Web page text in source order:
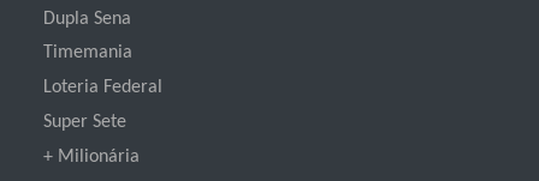
Dupla Sena
Timemania
Loteria Federal
Super Sete
+ Milionária